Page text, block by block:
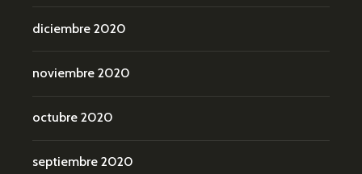
diciembre 2020
noviembre 2020
octubre 2020
septiembre 2020